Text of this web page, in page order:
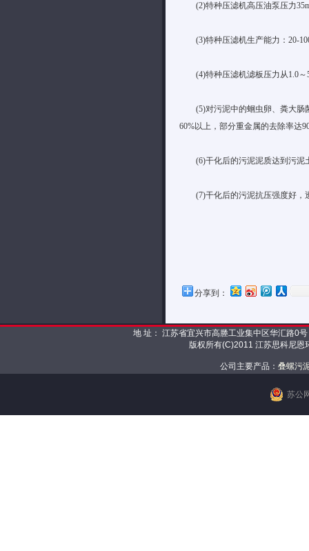
(2)特种压滤机高压油泵压力
(3)特种压滤机生产能力：20-
(4)特种压滤机滤板压力从1.0～
(5)对污泥中的蛔虫卵、粪大肠菌
60%以上，部分重金属的去除率达
(6)干化后的污泥泥质达到污泥
(7)干化后的污泥抗压强度好，
分享到：
地 址： 江苏省宜兴市高塍工业集中区华汇路
版权所有(C)2011 江苏思科尼
公司主要产品： 叠螺污
苏公